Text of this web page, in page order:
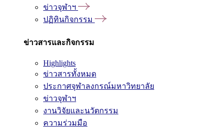
ข่าวจุฬาฯ
ปฏิทินกิจกรรม
ข่าวสารและกิจกรรม
Highlights
ข่าวสารทั้งหมด
ประกาศจุฬาลงกรณ์มหาวิทยาลัย
ข่าวจุฬาฯ
งานวิจัยและนวัตกรรม
ความร่วมมือ